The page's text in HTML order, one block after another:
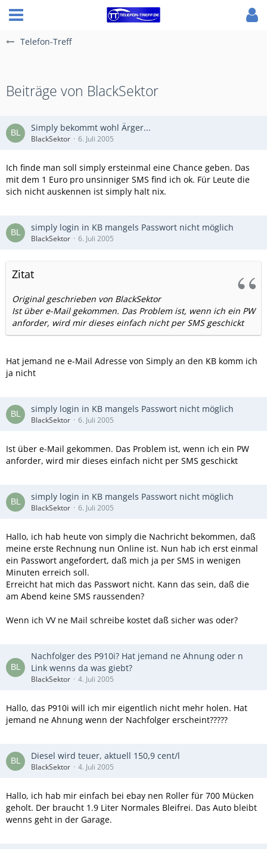
Telefon-Treff
Beiträge von BlackSektor
Simply bekommt wohl Ärger...
BlackSektor 6. Juli 2005
Ich finde man soll simply ersteinmal eine Chance geben. Das
mit dem 1 Euro pro unsinniger SMS find ich ok. Für Leute die
sich nicht auskennen ist simply halt nix.
simply login in KB mangels Passwort nicht möglich
BlackSektor 6. Juli 2005
Zitat
Original geschrieben von BlackSektor
Ist über e-Mail gekommen. Das Problem ist, wenn ich ein PW
anforder, wird mir dieses einfach nicht per SMS geschickt
Hat jemand ne e-Mail Adresse von Simply an den KB komm ich
ja nicht
simply login in KB mangels Passwort nicht möglich
BlackSektor 6. Juli 2005
Ist über e-Mail gekommen. Das Problem ist, wenn ich ein PW
anforder, wird mir dieses einfach nicht per SMS geschickt
simply login in KB mangels Passwort nicht möglich
BlackSektor 6. Juli 2005
Hallo, ich hab heute von simply die Nachricht bekommen, daß
meine erste Rechnung nun Online ist. Nun hab ich erst einmal
ein Passwort angefordert, daß mich ja per SMS in wenigen
Minuten erreich soll.
Erreicht hat mich das Passwort nicht. Kann das sein, daß die
am Abend keine SMS raussenden?
Wenn ich VV ne Mail schreibe kostet daß sicher was oder?
Nachfolger des P910i? Hat jemand ne Ahnung oder n
Link wenns da was giebt?
BlackSektor 4. Juli 2005
Hallo, das P910i will ich mir eigentlich nicht mehr holen. Hat
jemand ne Ahnung wenn der Nachfolger erscheint?????
Diesel wird teuer, aktuell 150,9 cent/l
BlackSektor 4. Juli 2005
Hallo, ich hab mir einfach bei ebay nen Roller für 700 Mücken
geholt. Der braucht 1.9 Liter Normales Bleifrei. Das Auto bleibt
wenns geht in der Garage.